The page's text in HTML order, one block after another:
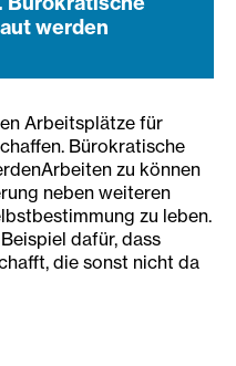
werden
Arbeitsplätze für
Bürokratische
zu können
neben weiteren
zu leben.
dafür, dass
die sonst nicht da